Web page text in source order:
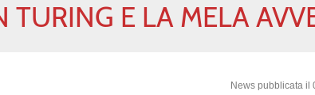
TURING E LA MELA
News pubblicata il